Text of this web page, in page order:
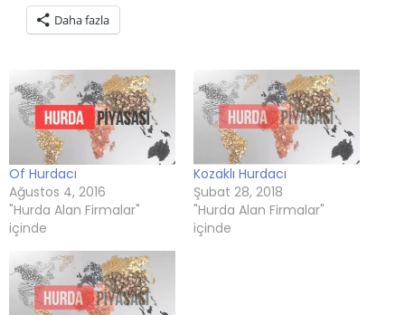
tıklayın
(Yeni
pencerede
için
tıklayın
(Yeni
Daha fazla
Of Hurdacı
Ağustos 4, 2016
"Hurda Alan Firmalar"
içinde
Kozaklı Hurdacı
Şubat 28, 2018
"Hurda Alan Firmalar"
içinde